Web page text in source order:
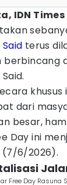
IDN Times
Said terus
berbincang
dari
besar,
Day ini
(7/6/2026).
Free Day